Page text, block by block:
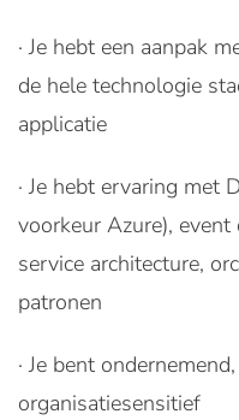
· Je hebt een aanpak
de hele technologie
applicatie
· Je hebt ervaring met
voorkeur Azure),
service architecture,
patronen
· Je bent
organisatiesensitief